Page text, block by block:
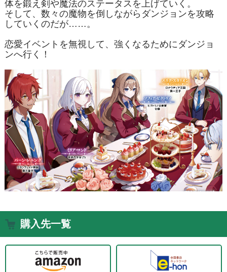
体を鍛え剣や魔法のステータスを上げていく。
そして、数々の魔物を倒しながらダンジョンを攻略
していくのだが……。
恋愛イベントを無視して、強くなるためにダンジョ
ンへ行く！
購入先一覧